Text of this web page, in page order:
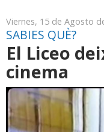
Viernes, 15 de Agosto
SABIES QUÈ?
El Liceo
cinema